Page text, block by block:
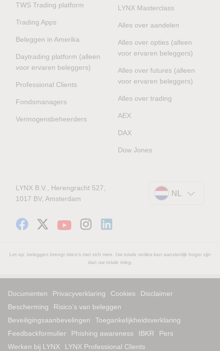
TWS Trading platform
Trading Apps
Beleggen in Amerika
Daytrading platform (alleen
voor ervaren beleggers)
Professional Clients
Fondsmanagers
Vermogensbeheerders
LYNX Masterclass
Alles over aandelen
Alles over opties (alleen
voor ervaren beleggers)
Alles over futures (alleen
voor ervaren beleggers)
Alles over trading
AEX
DAX
Dow Jones
LYNX B.V., Herengracht 527,
1017 BV, Amsterdam
NL
Let op: beleggen brengt risico's met zich mee. Uw totale verlies kan aanzienlijk hoger zijn
dan uw totale inleg.
Documenten Privacyverklaring Cookies
Disclaimer
Bescherming
Risico’s van beleggen
Beveiligingsaanbevelingen
Toegankelijkheidsverklaring
Feedbackformulier
Phishing awareness IBKR
Pers
Werken bij LYNX
LYNX Professional Clients